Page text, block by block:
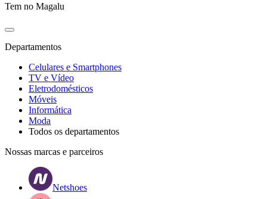
Tem no Magalu
Departamentos
Celulares e Smartphones
TV e Vídeo
Eletrodomésticos
Móveis
Informática
Moda
Todos os departamentos
Nossas marcas e parceiros
Netshoes